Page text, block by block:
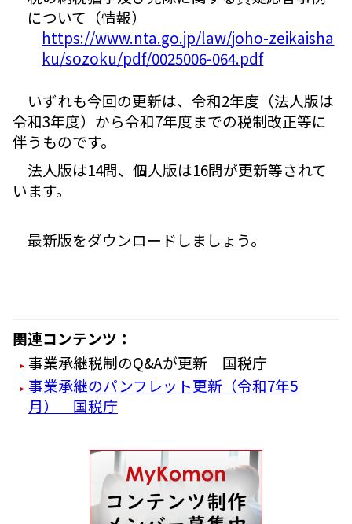
について（情報）
https://www.nta.go.jp/law/joho-zeikaisha
ku/sozoku/pdf/0025006-064.pdf
いずれも今回の更新は、令和2年度（法人版は
令和3年度）から令和7年度までの税制改正等に
伴うものです。
法人版は14問、個人版は16問が更新等されて
います。
最新版をダウンロードしましょう。
関連コンテンツ：
事業承継税制のQ&Aが更新 国税庁
事業承継のパンフレット更新（令和7年5
月） 国税庁